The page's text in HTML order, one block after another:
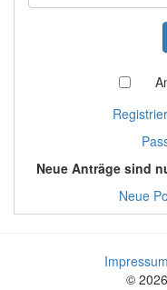
Neue Anträge sind
Neue
Impressum
©